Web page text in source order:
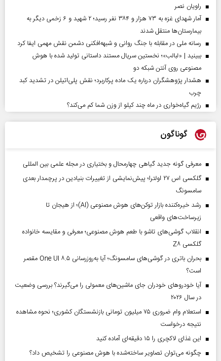
راویان نصر
آمار شهدای غزه به ۷۳ هزار و ۳۸۴ نفر رسید؛ ۲ شهید و ۶ زخمی دیگر به
بیمارستان‌ها منتقل شدند
رسانه ملی در مقابله با جنگ روانی و شبهه‌افکنی دشمن نقش مهمی ایفا کرد
ببینید | «لبالب»؛ نخستین سریال مستند داستانی تولید شده با هوش
مصنوعی روی آنتن شبکه دو
هشدار پژوهشگران درباره یک ماده پرکاربرد؛ نقش پلی‌اتیلن در تشدید کبد
چرب
رژیم گیاه‌خواری در ماه چند کیلو از وزن شما کم می‌کند؟
گوناگون
معرفی گونه جدید گیاهی چهارمحال و بختیاری در مجله علمی بین المللی
گلکسی اس ۲۷ اولترا؛ پیش‌نمایشی از تغییرات بنیادین در پرچمدار بعدی
سامسونگ
رشد خیره‌کننده بازار توکن‌های هوش مصنوعی (AI)؛ از هیجان تا
زیرساخت‌های واقعی
انقلاب گوشی‌های تاشو‌ با طعم هوش مصنوعی؛ معرفی و مقایسه خانواده
گلکسی Z۸
بحران باتری در گوشی‌های سامسونگ؛ آیا به‌روزرسانی One UI ۸.۵ مقصر
است؟
آیا خودروهای خودران جای ماشین‌های معمولی را می‌گیرند؟ بررسی وضعیت
در سال ۲۰۲۶
استعلام وام ضروری ۷۵ میلیون تومانی بازنشستگان کشوری؛ نحوه مشاهده
نتیجه درخواست
این غذای لاکچری را ۱۵ دقیقه‌ای آماده کنید
چگونه می‌توان تصاویر ساخته‌شده با هوش مصنوعی را تشخیص داد؟